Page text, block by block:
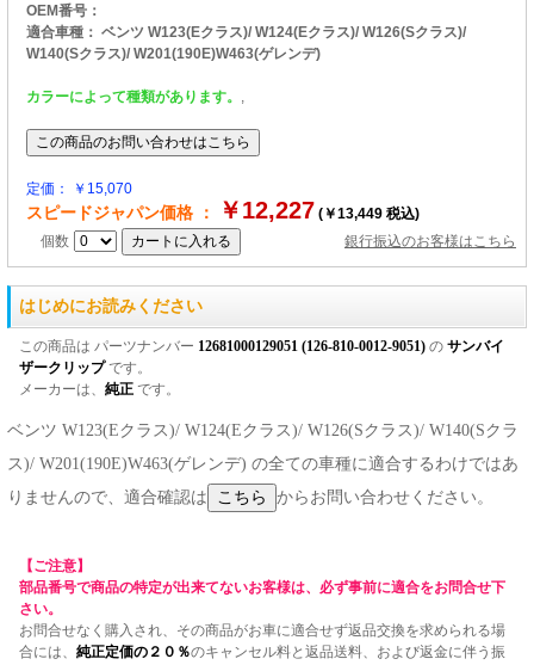
OEM番号：
適合車種： ベンツ W123(Eクラス)/ W124(Eクラス)/ W126(Sクラス)/
W140(Sクラス)/ W201(190E)W463(ゲレンデ)
カラーによって種類があります。
定価： ￥15,070
スピードジャパン価格 ： ￥12,227 (￥13,449 税込)
個数
銀行振込のお客様はこちら
はじめにお読みください
この商品は パーツナンバー 12681000129051 (126-810-0012-9051) の サンバイ
ザークリップです。
メーカーは、 純正 です。
ベンツ W123(Eクラス)/ W124(Eクラス)/ W126(Sクラス)/ W140(Sクラ
ス)/ W201(190E)W463(ゲレンデ) の全ての車種に適合するわけではあ
りませんので、適合確認は
からお問い合わせください。
【ご注意】
部品番号で商品の特定が出来てないお客様は、必ず事前に適合をお問合せ下
さい。
お問合せなく購入され、その商品がお車に適合せず返品交換を求められる場
合には、 純正定価の２０％のキャンセル料と返品送料、および返金に伴う振